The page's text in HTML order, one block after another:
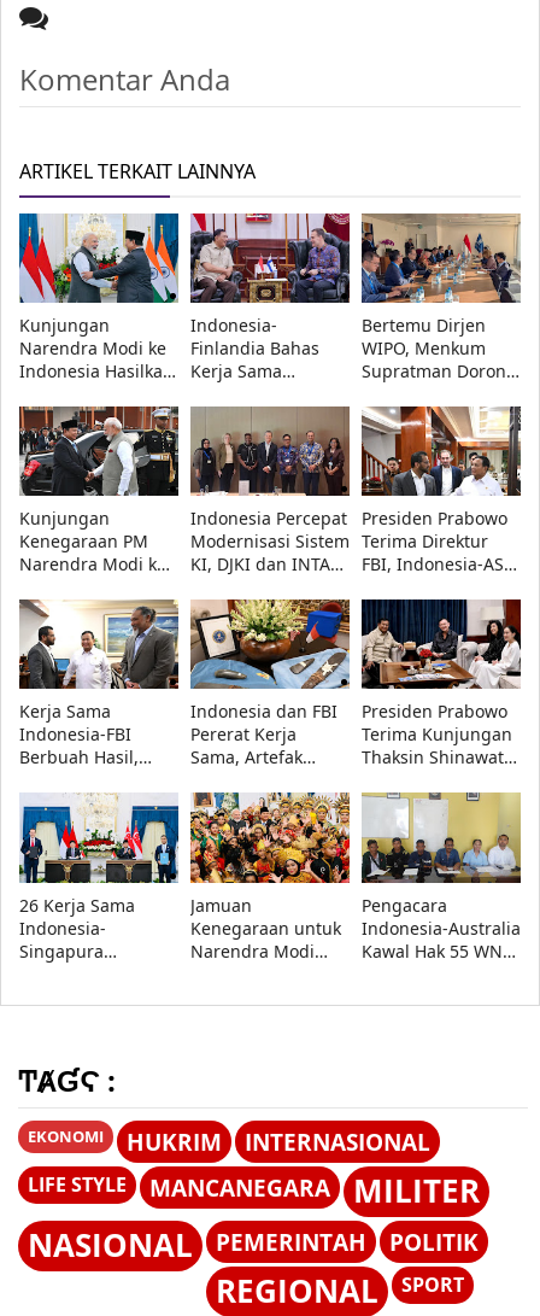
Komentar Anda
ARTIKEL TERKAIT LAINNYA
Kunjungan
Narendra Modi ke
Indonesia Hasilkan
dari Teknologi
hingga Antariksa
Indonesia-
Finlandia Bahas
Kerja Sama
Keamanan Siber
Bertemu Dirjen
WIPO, Menkum
Supratman Dorong
International
Searching
Authority
Kunjungan
Kenegaraan PM
Narendra Modi ke
Disambut Presiden
Prabowo, Bahas
Kerja Sama
Strategis
Indonesia Percepat
Modernisasi Sistem
KI, DJKI dan INTA
Penegakan Hukum
Presiden Prabowo
Terima Direktur
FBI, Indonesia-AS
Repatriasi Artefak
Budaya
Kerja Sama
Indonesia-FBI
Berbuah Hasil,
Papua yang Dicuri
Berhasil
Dipulangkan
Indonesia dan FBI
Pererat Kerja
Sama, Artefak
Resmi Dipulangkan
Presiden Prabowo
Terima Kunjungan
Thaksin Shinawatra
26 Kerja Sama
Indonesia-
Singapura
Jamuan
Kenegaraan untuk
Narendra Modi
Pengacara
Indonesia-Australia
Kawal Hak 55 WNI
ͲȺƓϚ :
EKONOMI HUKRIM INTERNASIONAL
LIFE STYLE MANCANEGARA
MILITER
NASIONAL
PEMERINTAH POLITIK
REGIONAL SPORT